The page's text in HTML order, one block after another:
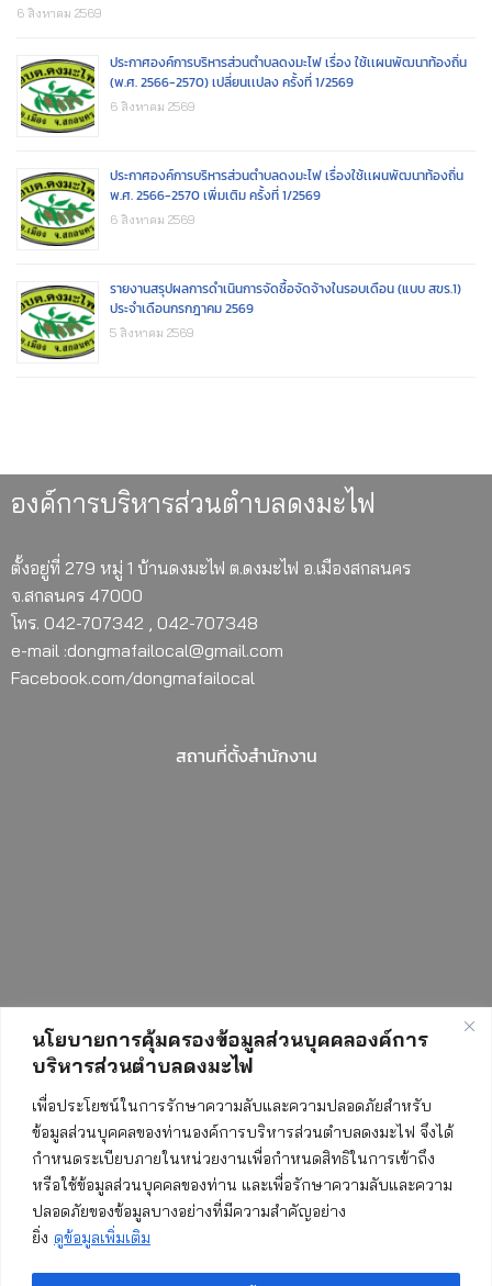
นโยบายการคุ้มครองข้อมูลส่วนบุคคลองค์การ
บริหารส่วนตำบลดงมะไฟ
เพื่อประโยชน์ในการรักษาความลับและความปลอดภัยสำหรับ
ข้อมูลส่วนบุคคลของท่านองค์การบริหารส่วนตำบลดงมะไฟ จึงได้
กำหนดระเบียบภายในหน่วยงานเพื่อกำหนดสิทธิในการเข้าถึง
หรือใช้ข้อมูลส่วนบุคคลของท่าน และเพื่อรักษาความลับและความ
ปลอดภัยของข้อมูลบางอย่างที่มีความสำคัญอย่าง
ยิ่ง ดูข้อมูลเพิ่มเติม
6 สิงหาคม 2569
ประกาศองค์การบริหารส่วนตำบลดงมะไฟ เรื่อง ใช้เเผนพัฒนาท้องถิ่น
(พ.ศ. 2566-2570) เปลี่ยนเเปลง ครั้งที่ 1/2569
6 สิงหาคม 2569
ประกาศองค์การบริหารส่วนตำบลดงมะไฟ เรื่องใช้เเผนพัฒนาท้องถิ่น
พ.ศ. 2566-2570 เพิ่มเติม ครั้งที่ 1/2569
6 สิงหาคม 2569
รายงานสรุปผลการดำเนินการจัดซื้อจัดจ้างในรอบเดือน (แบบ สขร.1)
ประจำเดือนกรกฎาคม 2569
5 สิงหาคม 2569
องค์การบริหารส่วนตำบลดงมะไฟ
ตั้งอยู่ที่ 279 หมู่ 1 บ้านดงมะไฟ ต.ดงมะไฟ อ.เมืองสกลนคร
จ.สกลนคร 47000
โทร. 042-707342 , 042-707348
e-mail :dongmafailocal@gmail.com
Facebook.com/dongmafailocal
สถานที่ตั้งสำนักงาน
สถิติการเข้าชมเว็บไซต์
552457
ทั้งหมด:
วันนี้:
เมื่อวาน: